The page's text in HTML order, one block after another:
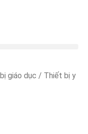
giáo dục / Thiết bị y